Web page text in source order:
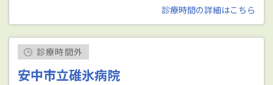
診療時間の詳細はこちら
診療時間外
安中市立碓氷病院